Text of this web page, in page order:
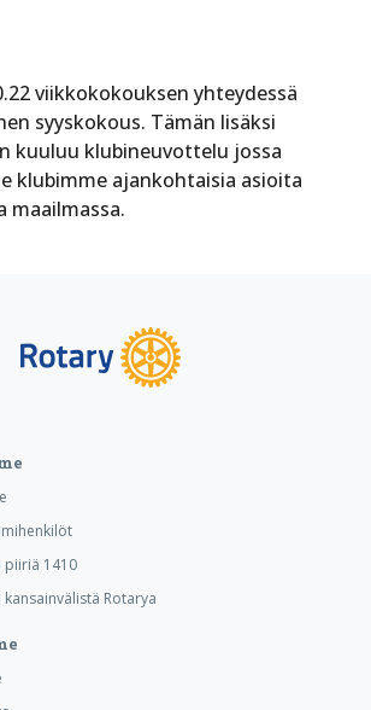
viikkokokouksen yhteydessä
syyskokous. Tämän lisäksi
kuuluu klubineuvottelu jossa
klubimme ajankohtaisia asioita
maailmassa.
piiriä 1410
Rotarya